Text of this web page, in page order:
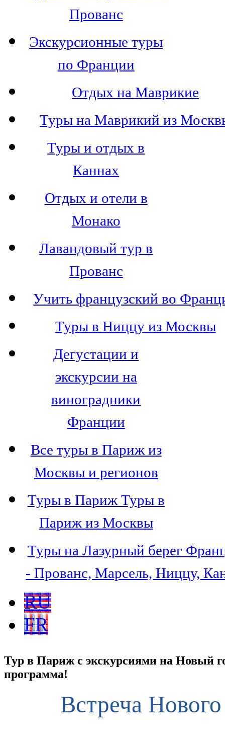
Прованс
Экскурсионные туры
по Франции
Отдых на Маврикие
Туры на Маврикий из
Туры и отдых в
Каннах
Отдых и отели в
Монако
Лавандовый тур в
Прованс
Учить французский во
Туры в Ниццу из Москвы
Дегустации и
экскурсии на
виноградники
Франции
Все туры в Париж из
Москвы и регионов
Туры в Париж Туры в
Париж из Москвы
Туры на Лазурный берег
- Прованс, Марсель, Ниццу,
RU
FR
Тур в Париж с экскурсиями на Новый
программа!
Встреча